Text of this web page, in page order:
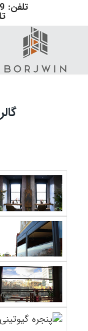
تلفن: 02188515879 - 02188543809